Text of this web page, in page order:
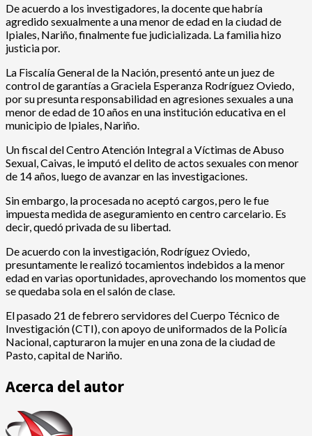
De acuerdo a los investigadores, la docente que habría
agredido sexualmente a una menor de edad en la ciudad de
Ipiales, Nariño, finalmente fue judicializada. La familia hizo
justicia por.
La Fiscalía General de la Nación, presentó ante un juez de
control de garantías a Graciela Esperanza Rodríguez Oviedo,
por su presunta responsabilidad en agresiones sexuales a una
menor de edad de 10 años en una institución educativa en el
municipio de Ipiales, Nariño.
Un fiscal del Centro Atención Integral a Víctimas de Abuso
Sexual, Caivas, le imputó el delito de actos sexuales con menor
de 14 años, luego de avanzar en las investigaciones.
Sin embargo, la procesada no aceptó cargos, pero le fue
impuesta medida de aseguramiento en centro carcelario. Es
decir, quedó privada de su libertad.
De acuerdo con la investigación, Rodríguez Oviedo,
presuntamente le realizó tocamientos indebidos a la menor
edad en varias oportunidades, aprovechando los momentos que
se quedaba sola en el salón de clase.
El pasado 21 de febrero servidores del Cuerpo Técnico de
Investigación (CTI), con apoyo de uniformados de la Policía
Nacional, capturaron la mujer en una zona de la ciudad de
Pasto, capital de Nariño.
Acerca del autor